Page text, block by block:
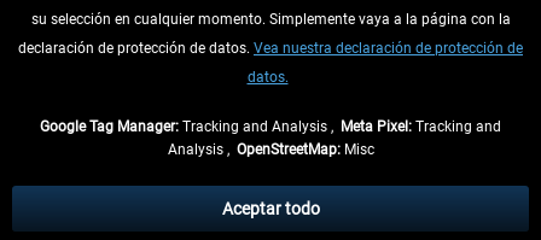
DESISTIR DEL CONTRATO
INFORMACIÓN
tasas de recepción si no se describe lo contrario
** De aplicación a envíos dentro de Alemania. Los plazos de envío para los
su selección en cualquier momento. Simplemente vaya a la página con la
declaración de protección de datos. Vea nuestra declaración de protección de
datos.
Google Tag Manager: Tracking and Analysis , Meta Pixel: Tracking and
Analysis , OpenStreetMap:Misc
Aceptar todo